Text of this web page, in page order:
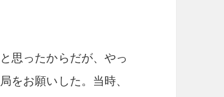
思ったからだが、やっ
をお願いした。当時、